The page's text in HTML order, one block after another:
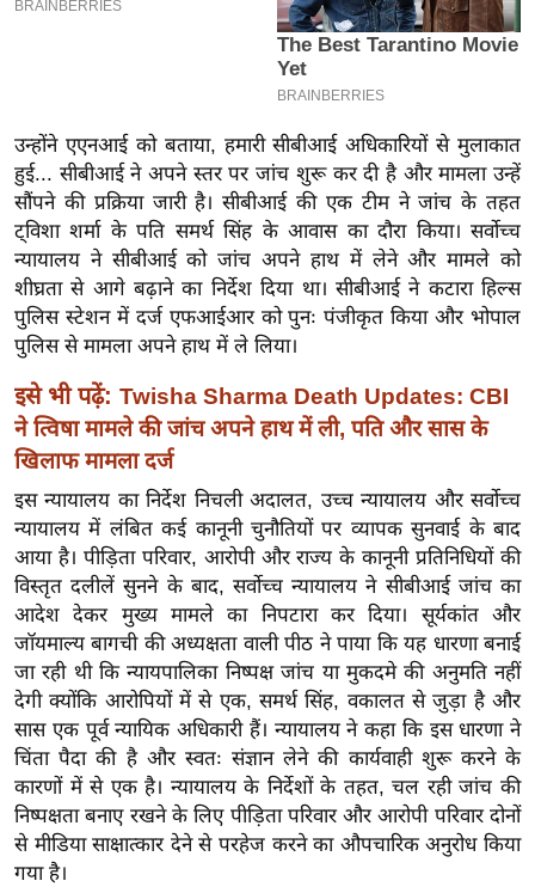
-
पे
प
र
मि
सा
ल
बे
मि
सा
ल
श
ख्सि
य
त
यं
ग
इं
डि
या
सा
हि
उन्होंने एएनआई को बताया, हमारी सीबीआई अधिकारियों से मुलाकात
हुई... सीबीआई ने अपने स्तर पर जांच शुरू कर दी है और मामला उन्हें
सौंपने की प्रक्रिया जारी है। सीबीआई की एक टीम ने जांच के तहत
ट्विशा शर्मा के पति समर्थ सिंह के आवास का दौरा किया। सर्वोच्च
न्यायालय ने सीबीआई को जांच अपने हाथ में लेने और मामले को
शीघ्रता से आगे बढ़ाने का निर्देश दिया था। सीबीआई ने कटारा हिल्स
पुलिस स्टेशन में दर्ज एफआईआर को पुनः पंजीकृत किया और भोपाल
पुलिस से मामला अपने हाथ में ले लिया।
इसे भी पढ़ें: Twisha Sharma Death Updates: CBI
ने त्विषा मामले की जांच अपने हाथ में ली, पति और सास के
खिलाफ मामला दर्ज
इस न्यायालय का निर्देश निचली अदालत, उच्च न्यायालय और सर्वोच्च
न्यायालय में लंबित कई कानूनी चुनौतियों पर व्यापक सुनवाई के बाद
आया है। पीड़िता परिवार, आरोपी और राज्य के कानूनी प्रतिनिधियों की
विस्तृत दलीलें सुनने के बाद, सर्वोच्च न्यायालय ने सीबीआई जांच का
आदेश देकर मुख्य मामले का निपटारा कर दिया। सूर्यकांत और
जॉयमाल्य बागची की अध्यक्षता वाली पीठ ने पाया कि यह धारणा बनाई
जा रही थी कि न्यायपालिका निष्पक्ष जांच या मुकदमे की अनुमति नहीं
देगी क्योंकि आरोपियों में से एक, समर्थ सिंह, वकालत से जुड़ा है और
सास एक पूर्व न्यायिक अधिकारी हैं। न्यायालय ने कहा कि इस धारणा ने
चिंता पैदा की है और स्वतः संज्ञान लेने की कार्यवाही शुरू करने के
कारणों में से एक है। न्यायालय के निर्देशों के तहत, चल रही जांच की
निष्पक्षता बनाए रखने के लिए पीड़िता परिवार और आरोपी परिवार दोनों
से मीडिया साक्षात्कार देने से परहेज करने का औपचारिक अनुरोध किया
गया है।